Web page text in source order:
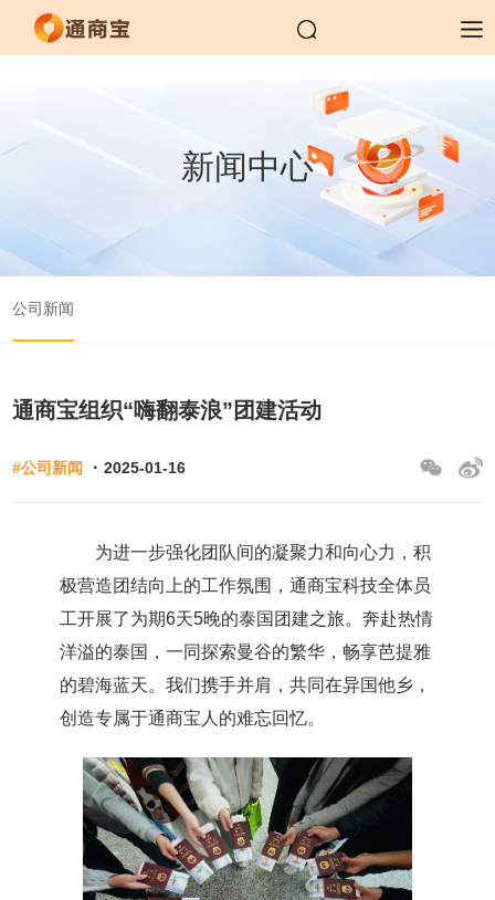
新闻中心
公司新闻
通商宝组织“嗨翻泰浪”团建活动
#公司新闻 · 2025-01-16
为进一步强化团队间的凝聚力和向心力，积
极营造团结向上的工作氛围，通商宝科技全体员
工开展了为期6天5晚的泰国团建之旅。奔赴热情
洋溢的泰国，一同探索曼谷的繁华，畅享芭提雅
的碧海蓝天。我们携手并肩，共同在异国他乡，
创造专属于通商宝人的难忘回忆。